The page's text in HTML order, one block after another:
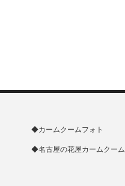
◆カームクームフォト
◆名古屋の花屋カームクーム